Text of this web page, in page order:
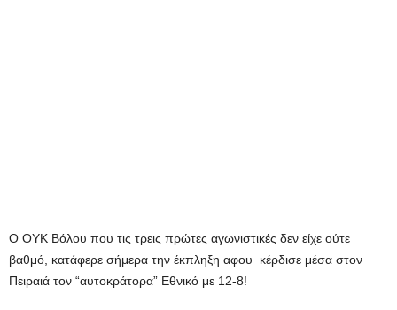
Ο ΟΥΚ Βόλου που τις τρεις πρώτες αγωνιστικές δεν είχε ούτε
βαθμό, κατάφερε σήμερα την έκπληξη αφου κέρδισε μέσα στον
Πειραιά τον “αυτοκράτορα” Εθνικό με 12-8!